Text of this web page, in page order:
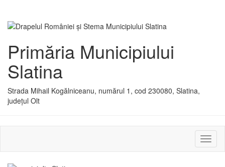
Primăria Municipiului
Slatina
Strada Mihail Kogălniceanu, numărul 1, cod 230080, Slatina,
județul Olt
sau